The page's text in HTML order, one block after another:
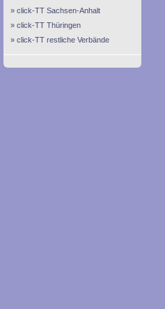
click-TT Sachsen-Anhalt
click-TT Thüringen
click-TT restliche Verbände